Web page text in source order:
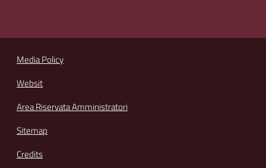
Media Policy
Websit
Area Riservata Amministratori
Sitemap
Credits